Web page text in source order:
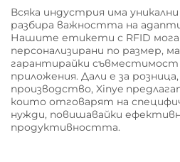
Всяка индустрия има уникални
разбира важността на
Нашите етикети с RFID
персонализирани по размер,
гарантирайки съвместимост
приложения. Дали е за
производство, Xinye
които отговарят на
нужди, повишавайки
продуктивността.